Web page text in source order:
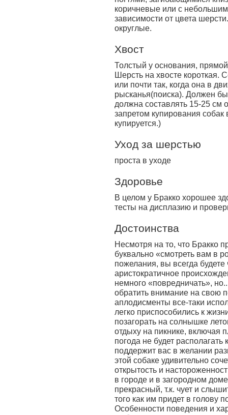
коричневые или с
зависимости от цвета
округлые.
Хвост
Толстый у основания,
Шерсть на хвосте короткая.
или почти так, когда она в
рысканья(поиска). Должен
должна составлять 15-25 см
запретом купирования собак
купируется.)
Уход за шерстью
проста в уходе
Здоровье
В целом у Бракко хорошее
тесты на дисплазию и
Достоинства
Несмотря на то, что Бракко
буквально «смотреть вам в
пожелания, вы всегда будете
аристократичное
немного «повредничать»,
обратить внимание на свою
аплодисменты все-таки
легко приспособились к
позагорать на солнышке
отдыху на пикнике, включая
погода не будет располагать
поддержит вас в желании
этой собаке удивительно
открытость и
в городе и в загородном
прекрасный, т.к. чует и
того как им придет в голову
Особенности поведения и